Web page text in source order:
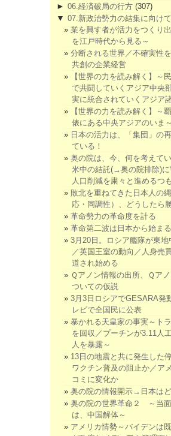
► 06.経済破局の行方 (307)
▼ 07.新政治勢力の結集に向けて
業を興す者が活力をつくり
を江戸時代から見る～
分断される世界／不確実性
共創の企業経営
【世界の力を読み解く】～
で共闘していくアジア中央
実に統合されていくアジア
【世界の力を読み解く】～
俵にある中央アジアのいま～
日本の活力は、「集団」の
ている！
奥の院は、今、何を考えて
米中の結託(→奥の院排除)に
人口削減を粛々と進めるつ
敗北を重ねてきた日本人の
応・同調性）、どうしたら
革命勢力の革命度を計る
革命第二波は日本から始まる
3月20日。ロシア艦隊が東地
／英国王室の動向／人身売
道され始める
Ｑアノン情報の出所、Ｑア
ついての仮説
3月3日ロシアでGESARA発
レビで全国民に公表
暴かれる天皇家の事実～ト
を回収／プーチンが3.11人
人を暴露～
13日の地震と共に発生した
ワクチン普及の阻止か／ア
コミに変化か
奥の院の情報開示→日本は
奥の院の世界革命２ ～当
は、中国解体～
アメリカ情勢～バイデンは